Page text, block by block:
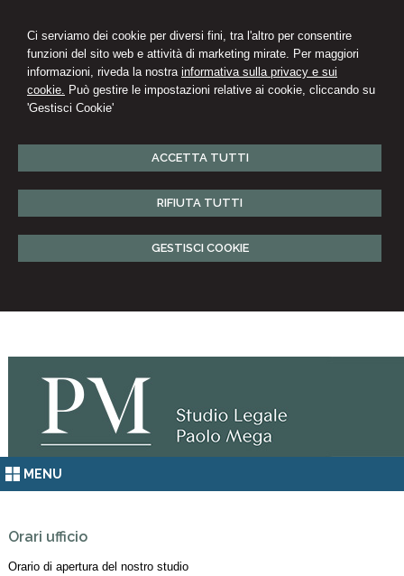
Ci serviamo dei cookie per diversi fini, tra l'altro per consentire
funzioni del sito web e attività di marketing mirate. Per maggiori
informazioni, riveda la nostra informativa sulla privacy e sui
cookie. Può gestire le impostazioni relative ai cookie, cliccando su
'Gestisci Cookie'
ACCETTA TUTTI
RIFIUTA TUTTI
GESTISCI COOKIE
MENU
Orari ufficio
Orario di apertura del nostro studio